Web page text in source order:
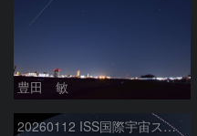
豊田 敏
20260112 ISS国際宇宙ステーション